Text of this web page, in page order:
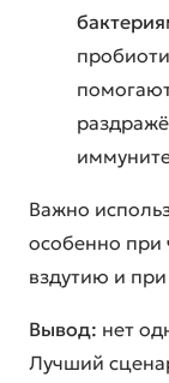
Важно
особенно при
вздутию и
Вывод: нет
Лучший